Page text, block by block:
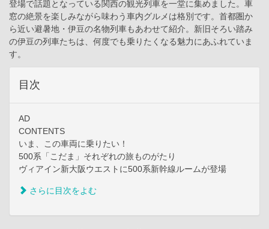
登場で話題となっている関西の観光列車を一堂に集めました。車
窓の絶景を楽しみながら味わう車内グルメは格別です。首都圏か
ら近い避暑地・伊豆の名物列車もあわせて紹介。新旧そろい踏み
の伊豆の列車たちは、何度でも乗りたくなる魅力にあふれていま
す。
目次
AD
CONTENTS
いま、この車両に乗りたい！
500系「こだま」それぞれの旅ものがたり
ヴィアイン新大阪ウエストに500系新幹線ルームが登場
さらに目次をよむ